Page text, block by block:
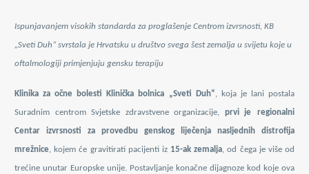
Ispunjavanjem visokih standarda za proglašenje Centrom izvrsnosti, KB
„Sveti Duh“ svrstala je Hrvatsku u društvo svega šest zemalja u svijetu koje u
oftalmologiji primjenjuju gensku terapiju
Klinika za očne bolesti Klinička bolnica „Sveti Duh“, koja je lani postala
Suradnim centrom Svjetske zdravstvene organizacije, prvi je regionalni
Centar izvrsnosti za provedbu genskog liječenja nasljednih distrofija
mrežnice, kojem će gravitirati pacijenti iz 15-ak zemalja, od čega je više od
trećine unutar Europske unije. Postavljanje konačne dijagnoze kod koje ova